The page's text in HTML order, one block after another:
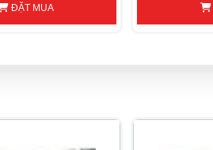
ĐẶT MUA